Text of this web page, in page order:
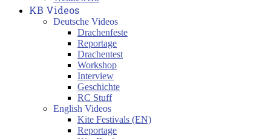
KB Videos
Deutsche Videos
Drachenfeste
Reportage
Drachentest
Workshop
Interview
Geschichte
RC Stuff
English Videos
Kite Festivals (EN)
Reportage